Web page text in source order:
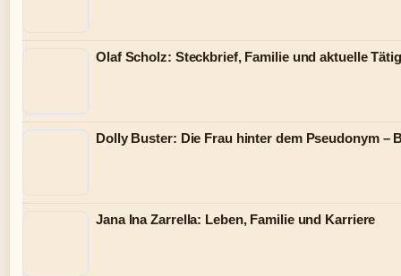
Olaf Scholz: Steckbrief, Familie und aktuelle
Dolly Buster: Die Frau hinter dem Pseudonym –
Jana Ina Zarrella: Leben, Familie und Karriere